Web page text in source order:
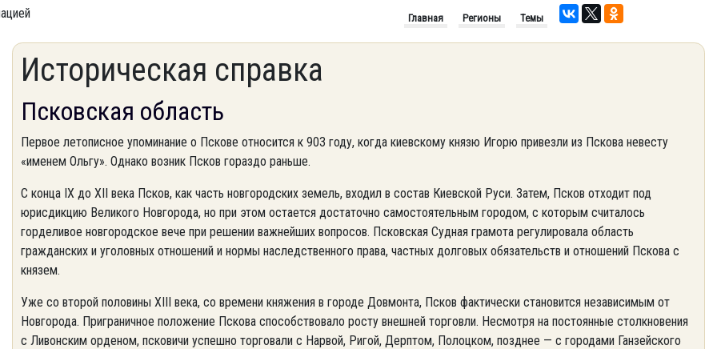
Главная Регионы Темы
Историческая справка
Псковская область
Первое летописное упоминание о Пскове относится к 903 году, когда киевскому князю Игорю привезли из Пскова невесту
«именем Ольгу». Однако возник Псков гораздо раньше.
С конца IX до XII века Псков, как часть новгородских земель, входил в состав Киевской Руси. Затем, Псков отходит под
юрисдикцию Великого Новгорода, но при этом остается достаточно самостоятельным городом, с которым считалось
горделивое новгородское вече при решении важнейших вопросов. Псковская Судная грамота регулировала область
гражданских и уголовных отношений и нормы наследственного права, частных долговых обязательств и отношений Пскова с
князем.
Уже со второй половины XIII века, со времени княжения в городе Довмонта, Псков фактически становится независимым от
Новгорода. Приграничное положение Пскова способствовало росту внешней торговли. Несмотря на постоянные столкновения
с Ливонским орденом, псковичи успешно торговали с Нарвой, Ригой, Дерптом, Полоцком, позднее — с городами Ганзейского